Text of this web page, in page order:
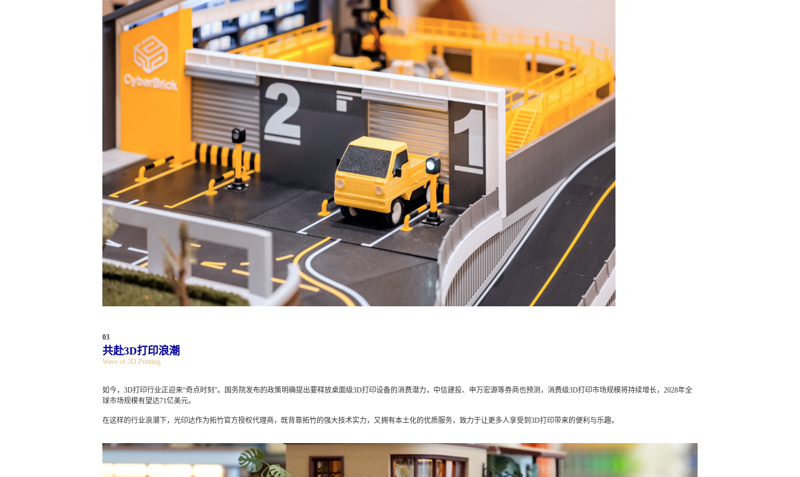
03
共赴3D打印浪潮
Wave of 3D Printing
如今，3D打印行业正迎来“奇点时刻”。国务院发布的政策明确提出要释放桌面级3D打印设备的消费潜力，中信建投、申万宏源等券商也预测，消费级3D打印市场规模将持续增长，2028年全
球市场规模有望达71亿美元。
在这样的行业浪潮下，光印达作为拓竹官方授权代理商，既背靠拓竹的强大技术实力，又拥有本土化的优质服务，致力于让更多人享受到3D打印带来的便利与乐趣。